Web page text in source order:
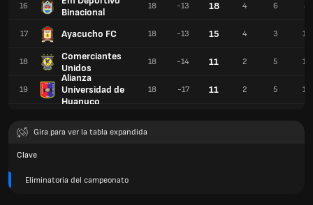
16
Binacional
17 Ayacucho FC
18
Comerciantes
Unidos
19
Alianza
Universidad de
Huanuco
18 -13 18 4 6 8
18 -13 15 4 3 11
18 -14 11 2 5 11
18 -17 11 2 5 11
Gira para ver la tabla expandida
Clave
Eliminatoria del campeonato